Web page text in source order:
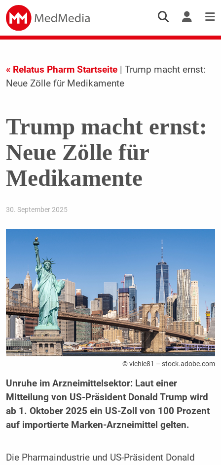
« Relatus Pharm Startseite| Trump macht ernst:
Neue Zölle für Medikamente
Trump macht ernst:
Neue Zölle für
Medikamente
30. September 2025
© vichie81 – stock.adobe.com
Unruhe im Arzneimittelsektor: Laut einer
Mitteilung von US-Präsident Donald Trump wird
ab 1. Oktober 2025 ein US-Zoll von 100 Prozent
auf importierte Marken-Arzneimittel gelten.
Die Pharmaindustrie und US-Präsident Donald